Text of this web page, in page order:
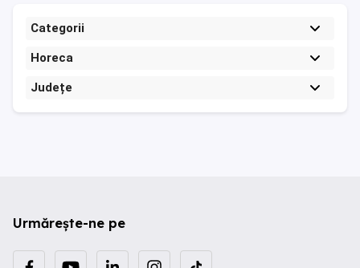
Categorii
Horeca
Județe
Urmărește-ne pe